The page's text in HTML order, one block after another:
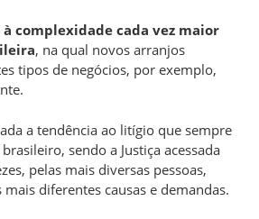
complexidade cada vez maior
, na qual novos arranjos
tipos de negócios, por exemplo,
a tendência ao litígio que sempre
sendo a Justiça acessada
pelas mais diversas pessoas,
diferentes causas e demandas.